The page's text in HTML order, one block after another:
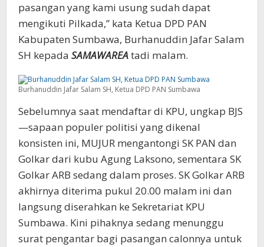
pasangan yang kami usung sudah dapat
mengikuti Pilkada,” kata Ketua DPD PAN
Kabupaten Sumbawa, Burhanuddin Jafar Salam
SH kepada SAMAWAREAtadi malam.
Burhanuddin Jafar Salam SH, Ketua DPD PAN Sumbawa
Sebelumnya saat mendaftar di KPU, ungkap BJS
—sapaan populer politisi yang dikenal
konsisten ini, MUJUR mengantongi SK PAN dan
Golkar dari kubu Agung Laksono, sementara SK
Golkar ARB sedang dalam proses. SK Golkar ARB
akhirnya diterima pukul 20.00 malam ini dan
langsung diserahkan ke Sekretariat KPU
Sumbawa. Kini pihaknya sedang menunggu
surat pengantar bagi pasangan calonnya untuk